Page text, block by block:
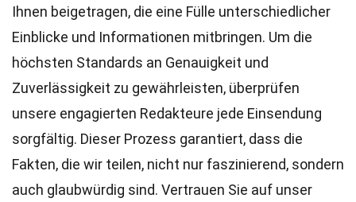
Ihnen beigetragen, die eine Fülle unterschiedlicher
Einblicke und Informationen mitbringen. Um die
höchsten Standards an Genauigkeit und
Zuverlässigkeit zu gewährleisten, überprüfen
unsere engagierten Redakteure jede Einsendung
sorgfältig. Dieser Prozess garantiert, dass die
Fakten, die wir teilen, nicht nur faszinierend, sondern
auch glaubwürdig sind. Vertrauen Sie auf unser